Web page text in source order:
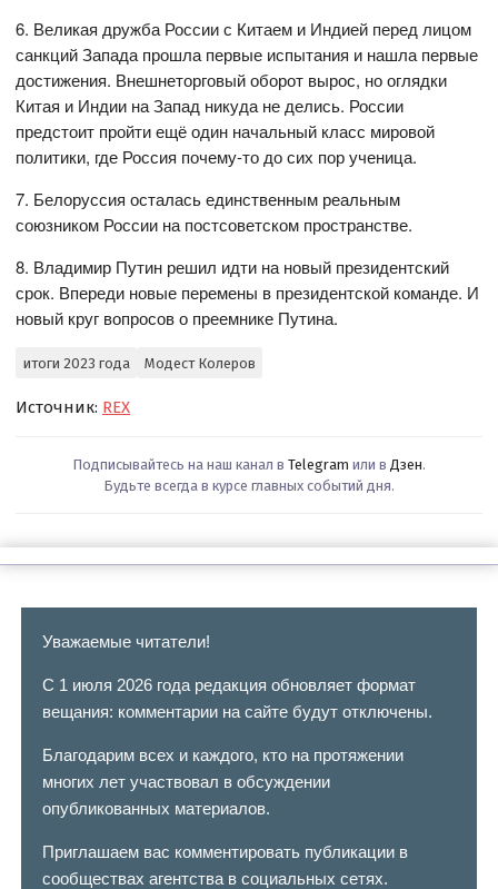
6. Великая дружба России с Китаем и Индией перед лицом
санкций Запада прошла первые испытания и нашла первые
достижения. Внешнеторговый оборот вырос, но оглядки
Китая и Индии на Запад никуда не делись. России
предстоит пройти ещё один начальный класс мировой
политики, где Россия почему-то до сих пор ученица.
7. Белоруссия осталась единственным реальным
союзником России на постсоветском пространстве.
8. Владимир Путин решил идти на новый президентский
срок. Впереди новые перемены в президентской команде. И
новый круг вопросов о преемнике Путина.
итоги 2023 года Модест Колеров
Источник: REX
Подписывайтесь на наш канал в Telegram или в Дзен.
Будьте всегда в курсе главных событий дня.
Уважаемые читатели!
С 1 июля 2026 года редакция обновляет формат
вещания: комментарии на сайте будут отключены.
Благодарим всех и каждого, кто на протяжении
многих лет участвовал в обсуждении
опубликованных материалов.
Приглашаем вас комментировать публикации в
сообществах агентства в социальных сетях.